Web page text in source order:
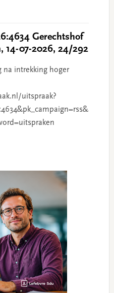
Gerechtshof
14-07-2026, 24/292
na intrekking hoger
uitspraak?